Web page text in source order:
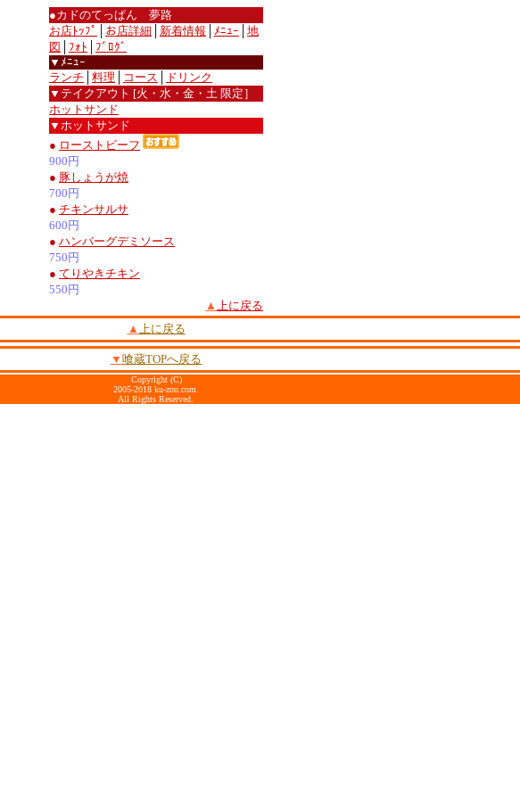
●カドのてっぱん 夢路
お店ﾄｯﾌﾟ
お店詳細 新着情報 ﾒﾆｭｰ
地
図
ﾌｫﾄ
ﾌﾞﾛｸﾞ
▼ﾒﾆｭｰ
ランチ
料理 コース
ドリンク
▼テイクアウト [火・水・金・土 限定］
ホットサンド
▼ホットサンド
● ローストビーフ
900円
● 豚しょうが焼
700円
● チキンサルサ
600円
● ハンバーグデミソース
750円
● てりやきチキン
550円
▲ 上に戻る
▲ 上に戻る
▼ 喰蔵TOPへ戻る
Copyright (C)
2005-2018 ku-zou.com.
All Rights Reserved.